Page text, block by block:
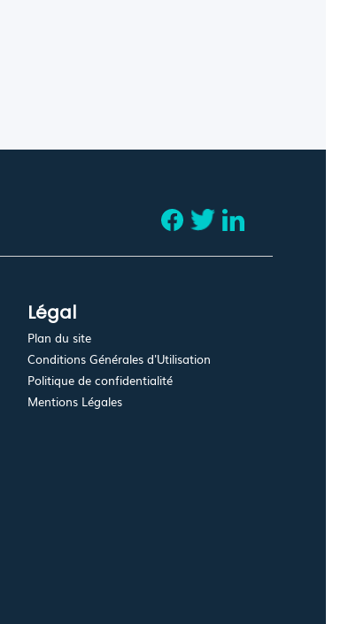
Légal
Plan du site
Conditions Générales d'Utilisation
Politique de confidentialité
Mentions Légales